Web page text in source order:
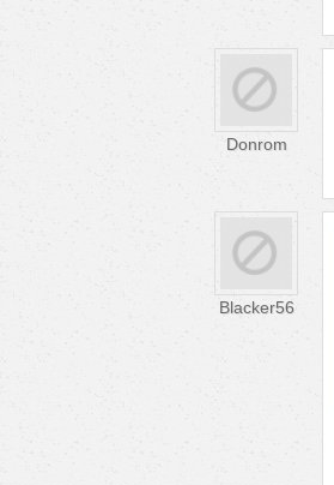
Donrom
Blacker56